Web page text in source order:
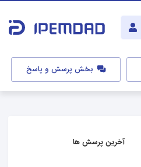
بخش پرسش و پاسخ
آخرین پرسش ها